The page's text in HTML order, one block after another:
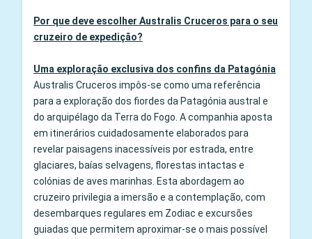
Por que deve escolher Australis Cruceros para o seu
cruzeiro de expedição?
Uma exploração exclusiva dos confins da Patagónia
Australis Cruceros impôs-se como uma referência
para a exploração dos fiordes da Patagónia austral e
do arquipélago da Terra do Fogo. A companhia aposta
em itinerários cuidadosamente elaborados para
revelar paisagens inacessíveis por estrada, entre
glaciares, baías selvagens, florestas intactas e
colónias de aves marinhas. Esta abordagem ao
cruzeiro privilegia a imersão e a contemplação, com
desembarques regulares em Zodiac e excursões
guiadas que permitem aproximar-se o mais possível